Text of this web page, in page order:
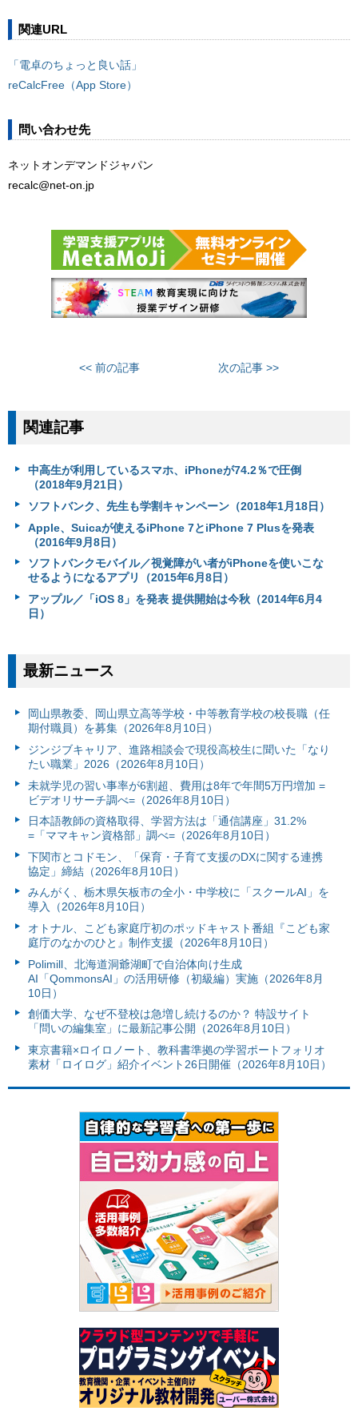
関連URL
「電卓のちょっと良い話」
reCalcFree（App Store）
問い合わせ先
ネットオンデマンドジャパン
recalc@net-on.jp
<< 前の記事 次の記事 >>
関連記事
中高生が利用しているスマホ、iPhoneが74.2％で圧倒
（2018年9月21日）
ソフトバンク、先生も学割キャンペーン（2018年1月18日）
Apple、Suicaが使えるiPhone 7とiPhone 7 Plusを発表
（2016年9月8日）
ソフトバンクモバイル／視覚障がい者がiPhoneを使いこな
せるようになるアプリ（2015年6月8日）
アップル／「iOS 8」を発表 提供開始は今秋（2014年6月4
日）
最新ニュース
岡山県教委、岡山県立高等学校・中等教育学校の校長職（任
期付職員）を募集（2026年8月10日）
ジンジブキャリア、進路相談会で現役高校生に聞いた「なり
たい職業」2026（2026年8月10日）
未就学児の習い事率が6割超、費用は8年で年間5万円増加 =
ビデオリサーチ調べ=（2026年8月10日）
日本語教師の資格取得、学習方法は「通信講座」31.2%
=「ママキャン資格部」調べ=（2026年8月10日）
下関市とコドモン、「保育・子育て支援のDXに関する連携
協定」締結（2026年8月10日）
みんがく、栃木県矢板市の全小・中学校に「スクールAI」を
導入（2026年8月10日）
オトナル、こども家庭庁初のポッドキャスト番組『こども家
庭庁のなかのひと』制作支援（2026年8月10日）
Polimill、北海道洞爺湖町で自治体向け生成
AI「QommonsAI」の活用研修（初級編）実施（2026年8月
10日）
創価大学、なぜ不登校は急増し続けるのか？ 特設サイト
「問いの編集室」に最新記事公開（2026年8月10日）
東京書籍×ロイロノート、教科書準拠の学習ポートフォリオ
素材「ロイログ」紹介イベント26日開催（2026年8月10日）